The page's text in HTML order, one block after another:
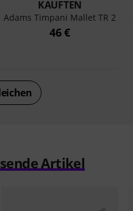
KAUFTEN
Adams Timpani Mallet TR 2
46 €
Artikel